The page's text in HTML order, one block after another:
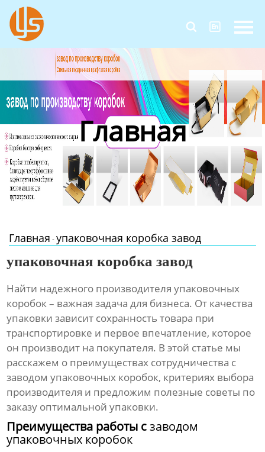
 
Главная
Продукция
О Нас
Контакты Главная
Главная -упаковочная коробка завод
упаковочная коробка завод
Найти надежного производителяупаковочных
коробок– важная задача для бизнеса. От качества
упаковки зависит сохранность товара при
транспортировке и первое впечатление, которое
он производит на покупателя. В этой статье мы
расскажем о преимуществах сотрудничества с
заводом упаковочных коробок, критериях выбора
производителя и предложим полезные советы по
заказу оптимальной упаковки.
Преимущества работы сзаводом
упаковочных коробок